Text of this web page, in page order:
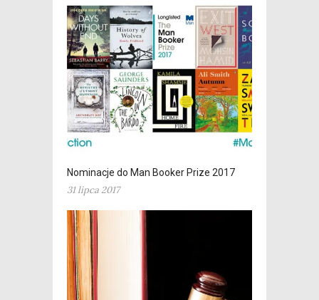
Nominacje do Man Booker Prize 2017
31 lipca 2017